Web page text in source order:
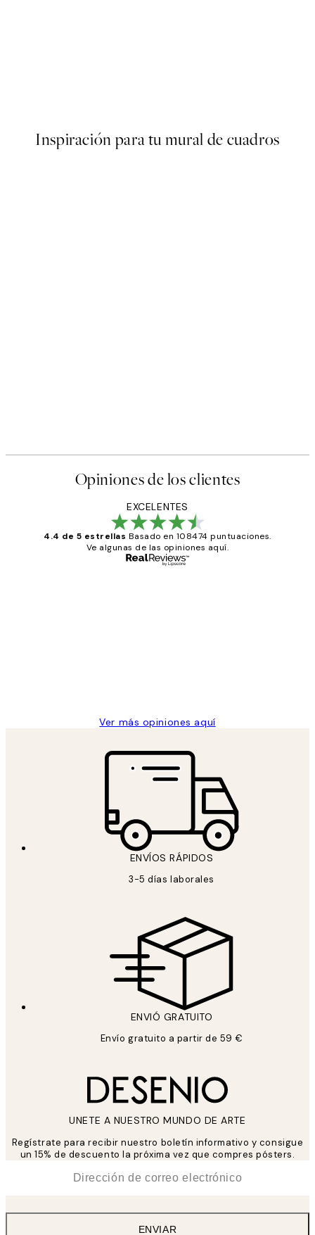
Inspiración para tu mural de cuadros
Opiniones de los clientes
EXCELENTES
4.4 de 5 estrellas Basado en 108474 puntuaciones.
Ve algunas de las opiniones aquí.
Ver más opiniones aquí
ENVÍOS RÁPIDOS
3-5 días laborales
ENVIÓ GRATUITO
Envío gratuito a partir de 59 €
UNETE A NUESTRO MUNDO DE ARTE
Regístrate para recibir nuestro boletín informativo y consigue
un 15% de descuento la próxima vez que compres pósters.
ENVIAR